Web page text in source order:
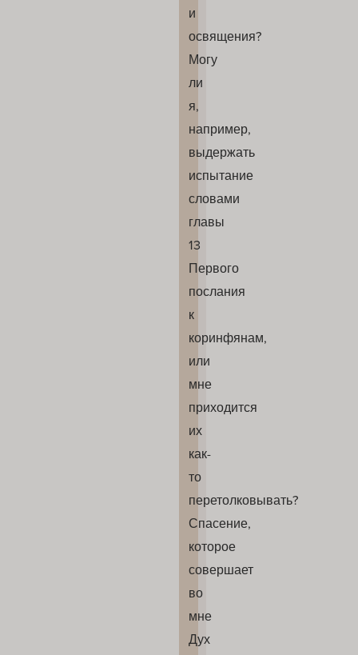
и
освящения?
Могу
ли
я,
например,
выдержать
испытание
словами
главы
13
Первого
послания
к
коринфянам,
или
мне
приходится
их
как-
то
перетолковывать?
Спасение,
которое
совершает
во
мне
Дух